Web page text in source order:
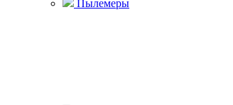
Пылемеры